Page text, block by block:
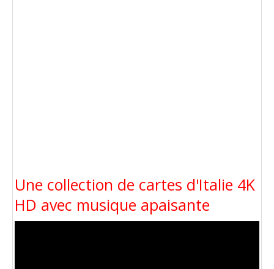
Une collection de cartes d'Italie 4K
HD avec musique apaisante